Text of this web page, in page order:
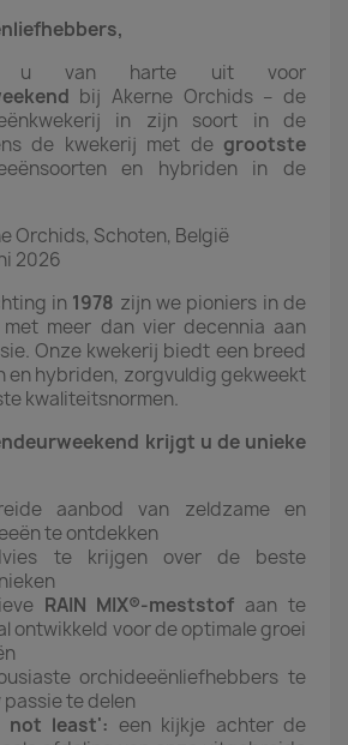
u van harte uit voor
bij Akerne Orchids – de
in zijn soort in de
de kwekerij met de grootste
en hybriden in de
Orchids, Schoten, België
2026
in 1978 zijn we pioniers in de
meer dan vier decennia aan
Onze kwekerij biedt een breed
en hybriden, zorgvuldig gekweekt
kwaliteitsnormen.
krijgt u de unieke
aanbod van zeldzame en
te ontdekken
te krijgen over de beste
RAIN MIX®-meststof aan te
ontwikkeld voor de optimale groei
orchideeënliefhebbers te
te delen
not least': een kijkje achter de